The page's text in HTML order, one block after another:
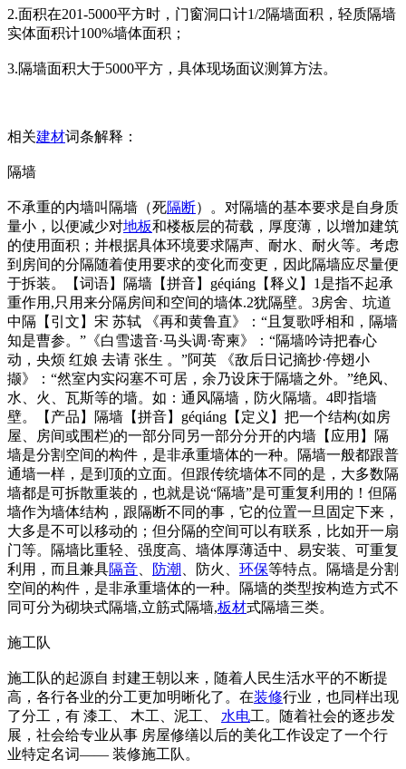
2.面积在201-5000平方时，门窗洞口计1/2隔墙面积，轻质隔墙
实体面积计100%墙体面积；
3.隔墙面积大于5000平方，具体现场面议测算方法。
相关建材词条解释：
隔墙
不承重的内墙叫隔墙（死隔断）。对隔墙的基本要求是自身质
量小，以便减少对地板和楼板层的荷载，厚度薄，以增加建筑
的使用面积；并根据具体环境要求隔声、耐水、耐火等。考虑
到房间的分隔随着使用要求的变化而变更，因此隔墙应尽量便
于拆装。【词语】隔墙【拼音】géqiáng【释义】1是指不起承
重作用,只用来分隔房间和空间的墙体.2犹隔壁。3房舍、坑道
中隔【引文】宋 苏轼 《再和黄鲁直》：“且复歌呼相和，隔墙
知是曹参。”《白雪遗音·马头调·寄柬》：“隔墙吟诗把春心
动，央烦 红娘 去请 张生 。”阿英 《敌后日记摘抄·停翅小
撷》：“然室内实闷塞不可居，余乃设床于隔墙之外。”绝风、
水、火、瓦斯等的墙。如：通风隔墙，防火隔墙。4即指墙
壁。【产品】隔墙【拼音】géqiáng【定义】把一个结构(如房
屋、房间或围栏)的一部分同另一部分分开的内墙【应用】隔
墙是分割空间的构件，是非承重墙体的一种。隔墙一般都跟普
通墙一样，是到顶的立面。但跟传统墙体不同的是，大多数隔
墙都是可拆散重装的，也就是说“隔墙”是可重复利用的！但隔
墙作为墙体结构，跟隔断不同的事，它的位置一旦固定下来，
大多是不可以移动的；但分隔的空间可以有联系，比如开一扇
门等。隔墙比重轻、强度高、墙体厚薄适中、易安装、可重复
利用，而且兼具隔音 防潮 、防火、 环保等特点。隔墙是分割
空间的构件，是非承重墙体的一种。隔墙的类型按构造方式不
同可分为砌块式隔墙,立筋式隔墙,板材式隔墙三类。
施工队
施工队的起源自 封建王朝以来，随着人民生活水平的不断提
高，各行各业的分工更加明晰化了。在装修行业，也同样出现
了分工，有 漆工、 木工、泥工、 水电工。随着社会的逐步发
展，社会给专业从事 房屋修缮以后的美化工作设定了一个行
业特定名词—— 装修施工队。